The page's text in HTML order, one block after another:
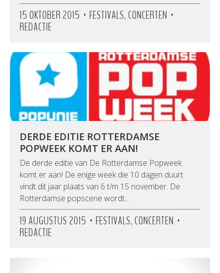
15 OKTOBER 2015 • FESTIVALS, CONCERTEN •
REDACTIE
DERDE EDITIE ROTTERDAMSE
POPWEEK KOMT ER AAN!
De derde editie van De Rotterdamse Popweek
komt er aan! De enige week die 10 dagen duurt
vindt dit jaar plaats van 6 t/m 15 november. De
Rotterdamse popscene wordt…
19 AUGUSTUS 2015 • FESTIVALS, CONCERTEN •
REDACTIE